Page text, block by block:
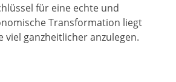
für eine echte und
Transformation liegt
viel ganzheitlicher anzulegen.